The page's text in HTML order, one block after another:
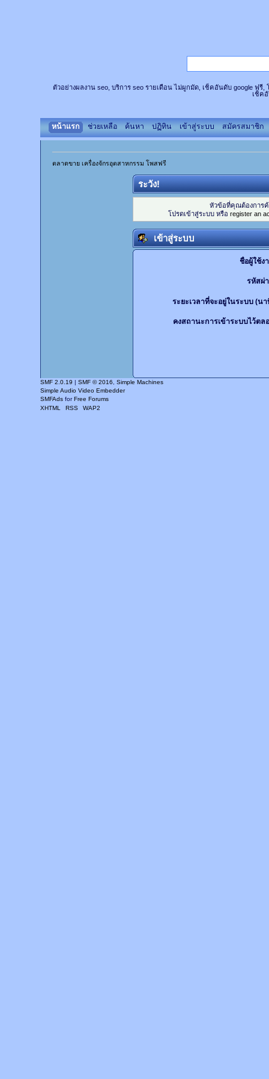
ตัวอย่างผลงาน seo, บริการ seo รายเดือน ไม่ผูกมัด, เช็คอันดับ google ฟรี,
เช็ค
หน้าแรก ช่วยเหลือ ค้นหา ปฏิทิน เข้าสู่ระบบ สมัครสมาชิก
ตลาดขาย เครื่องจักรอุตสาหกรรม โพสฟรี
ระวัง!
หัวข้อที่คุณต้องการ
โปรดเข้าสู่ระบบ หรือ register an
เข้าสู่ระบบ
ชื่อผู้ใช้ง
รหัสผ่
ระยะเวลาที่จะอยู่ในระบบ (น
คงสถานะการเข้าระบบไว้ตล
SMF 2.0.19 SMF © 2016, Simple Machines
Simple Audio Video Embedder
SMFAds for Free Forums
XHTML
RSS WAP2